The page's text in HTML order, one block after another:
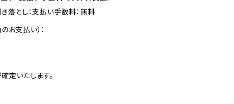
落とし：支払い手数料：無料
お支払い）：
定いたします。